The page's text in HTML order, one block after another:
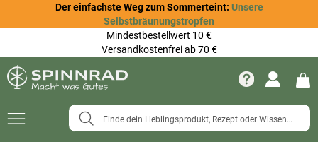
Der einfachste Weg zum Sommerteint: Unsere
Selbstbräunungstropfen
Mindestbestellwert 10 €
Versandkostenfrei ab 70 €
Navigation